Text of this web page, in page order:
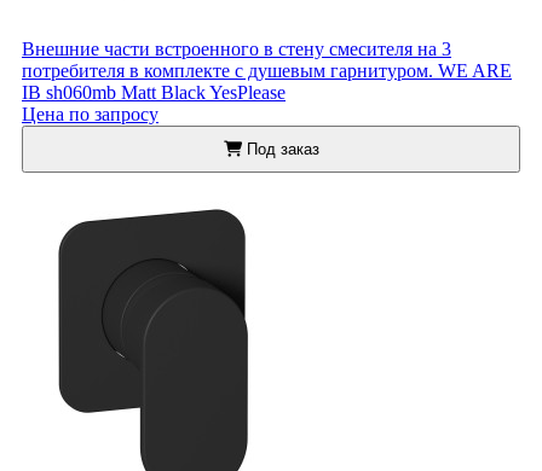
Внешние части встроенного в стену смесителя на 3
потребителя в комплекте с душевым гарнитуром. WE ARE
IB sh060mb Matt Black YesPlease
Цена по запросу
Под заказ